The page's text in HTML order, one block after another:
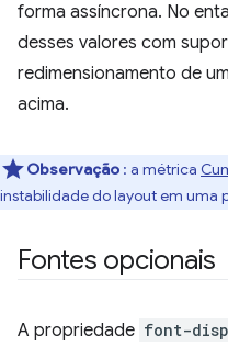
forma assíncrona. No
desses valores com
redimensionamento de
acima.
Observação : a métrica
instabilidade do layout em uma
Fontes opcionais
A propriedade font-